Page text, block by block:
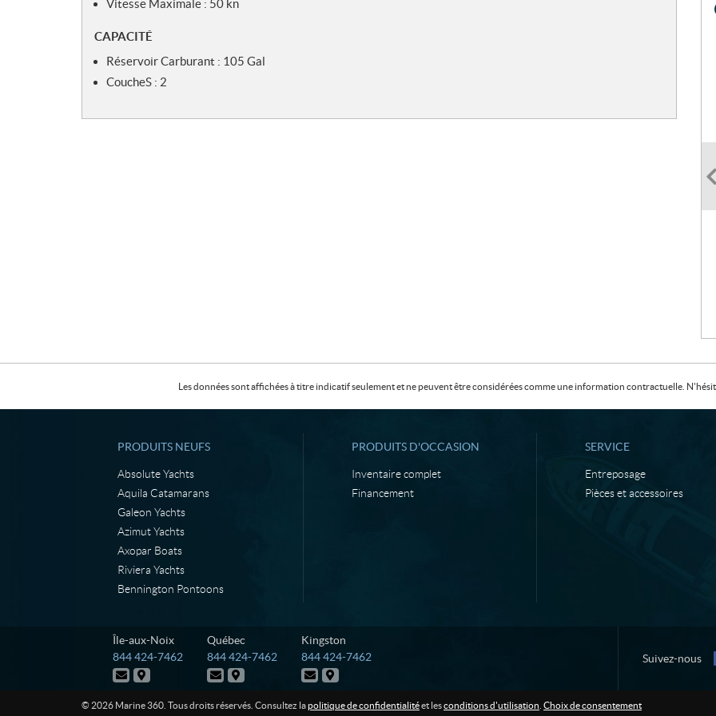
Vitesse Maximale : 50 kn
CAPACITÉ
Réservoir Carburant : 105 Gal
CoucheS : 2
Les données sont affichées à titre indicatif seulement et ne peuvent être considérées comme une information contractuelle.
PRODUITS NEUFS
Absolute Yachts
Aquila Catamarans
Galeon Yachts
Azimut Yachts
Axopar Boats
Riviera Yachts
Bennington Pontoons
PRODUITS D'OCCASION
Inventaire complet
Financement
SERVICE
Entreposage
Pièces et accessoires
Île-aux-Noix
T
é
l
é
p
844 424-7462
N
u
I
i
Québec
T
é
l
p
844 424-7462
N
u
I
i
Kingston
T
é
l
p
844 424-7462
N
u
I
i
Suivez-nous
© 2026 Marine 360. Tous droits réservés. Consultez lapolitique de confidentialitéet lesconditions d'utilisation Choix de consentement